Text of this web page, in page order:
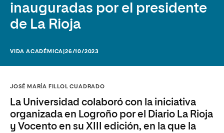
inauguradas por el presidente
de La Rioja
VIDA ACADÉMICA |26/10/2023
JOSÉ MARÍA FILLOL CUADRADO
La Universidad colaboró con la iniciativa
organizada en Logroño por el Diario La Rioja
y Vocento en su XIII edición, en la que la